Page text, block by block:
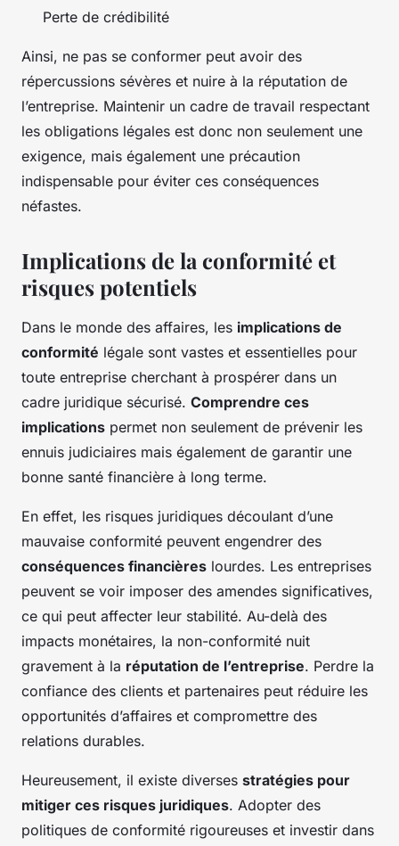
Perte de crédibilité
Ainsi, ne pas se conformer peut avoir des
répercussions sévères et nuire à la réputation de
l’entreprise. Maintenir un cadre de travail respectant
les obligations légales est donc non seulement une
exigence, mais également une précaution
indispensable pour éviter ces conséquences
néfastes.
Implications de la conformité et
risques potentiels
Dans le monde des affaires, les implications de
conformité légale sont vastes et essentielles pour
toute entreprise cherchant à prospérer dans un
cadre juridique sécurisé. Comprendre ces
implications permet non seulement de prévenir les
ennuis judiciaires mais également de garantir une
bonne santé financière à long terme.
En effet, les risques juridiques découlant d’une
mauvaise conformité peuvent engendrer des
conséquences financières lourdes. Les entreprises
peuvent se voir imposer des amendes significatives,
ce qui peut affecter leur stabilité. Au-delà des
impacts monétaires, la non-conformité nuit
gravement à la réputation de l’entreprise. Perdre la
confiance des clients et partenaires peut réduire les
opportunités d’affaires et compromettre des
relations durables.
Heureusement, il existe diverses stratégies pour
mitiger ces risques juridiques. Adopter des
politiques de conformité rigoureuses et investir dans